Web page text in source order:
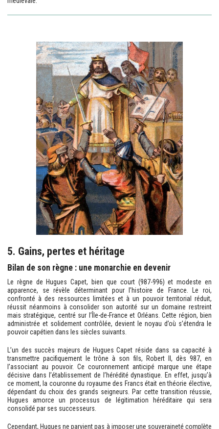
5. Gains, pertes et héritage
Bilan de son règne : une monarchie en devenir
Le règne de Hugues Capet, bien que court (987-996) et modeste en
apparence, se révèle déterminant pour l’histoire de France. Le roi,
confronté à des ressources limitées et à un pouvoir territorial réduit,
réussit néanmoins à consolider son autorité sur un domaine restreint
mais stratégique, centré sur l’Île-de-France et Orléans. Cette région, bien
administrée et solidement contrôlée, devient le noyau d’où s’étendra le
pouvoir capétien dans les siècles suivants.
L’un des succès majeurs de Hugues Capet réside dans sa capacité à
transmettre pacifiquement le trône à son fils, Robert II, dès 987, en
l’associant au pouvoir. Ce couronnement anticipé marque une étape
décisive dans l’établissement de l’hérédité dynastique. En effet, jusqu’à
ce moment, la couronne du royaume des Francs était en théorie élective,
dépendant du choix des grands seigneurs. Par cette transition réussie,
Hugues amorce un processus de légitimation héréditaire qui sera
consolidé par ses successeurs.
Cependant, Hugues ne parvient pas à imposer une souveraineté complète